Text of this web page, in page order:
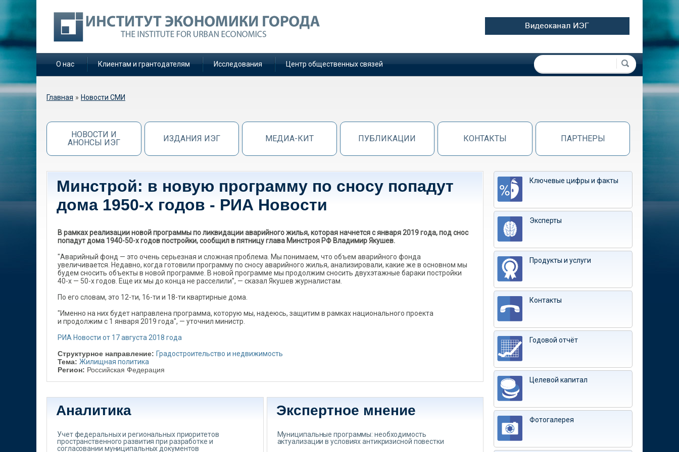
О нас Клиентам и грантодателям Исследования Центр общественных связей Форма поиска
Поиск
Вы здесь
Главная » Новости СМИ
НОВОСТИ И
АНОНСЫ ИЭГ
ИЗДАНИЯ ИЭГ МЕДИА-КИТ ПУБЛИКАЦИИ КОНТАКТЫ ПАРТНЕРЫ
Минстрой: в новую программу по сносу попадут
дома 1950-х годов - РИА Новости
В рамках реализации новой программы по ликвидации аварийного жилья, которая начнется с января 2019 года, под снос
попадут дома 1940-50-х годов постройки, сообщил в пятницу глава Минстроя РФ Владимир Якушев.
"Аварийный фонд — это очень серьезная и сложная проблема. Мы понимаем, что объем аварийного фонда
увеличивается. Недавно, когда готовили программу по сносу аварийного жилья, анализировали, какие же в основном мы
будем сносить объекты в новой программе. В новой программе мы продолжим сносить двухэтажные бараки постройки
40-х — 50-х годов. Еще их мы до конца не расселили", — сказал Якушев журналистам.
По его словам, это 12-ти, 16-ти и 18-ти квартирные дома.
"Именно на них будет направлена программа, которую мы, надеюсь, защитим в рамках национального проекта
и продолжим с 1 января 2019 года", — уточнил министр.
РИА Новости от 17 августа 2018 года
Структурное направление: Градостроительство и недвижимость
Тема: Жилищная политика
Регион: Российская Федерация
Аналитика
Учет федеральных и региональных приоритетов
пространственного развития при разработке и
согласовании муниципальных документов
Экспертное мнение
Муниципальные программы: необходимость
актуализации в условиях антикризисной повестки
Ключевые цифры и факты
Эксперты
Продукты и услуги
Контакты
Годовой отчёт
Целевой капитал
Фотогалерея